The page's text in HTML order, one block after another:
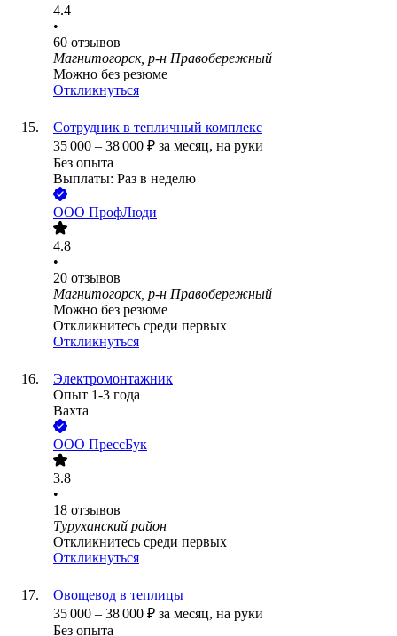
4.4
•
60 отзывов
Магнитогорск, р-н Правобережный
Можно без резюме
Откликнуться
Сотрудник в тепличный комплекс
35 000 – 38 000 ₽ за месяц, на руки
Без опыта
Выплаты: Раз в неделю
ООО ПрофЛюди
4.8
•
20 отзывов
Магнитогорск, р-н Правобережный
Можно без резюме
Откликнитесь среди первых
Откликнуться
Электромонтажник
Опыт 1-3 года
Вахта
ООО ПрессБук
3.8
•
18 отзывов
Туруханский район
Откликнитесь среди первых
Откликнуться
Овощевод в теплицы
35 000 – 38 000 ₽ за месяц, на руки
Без опыта